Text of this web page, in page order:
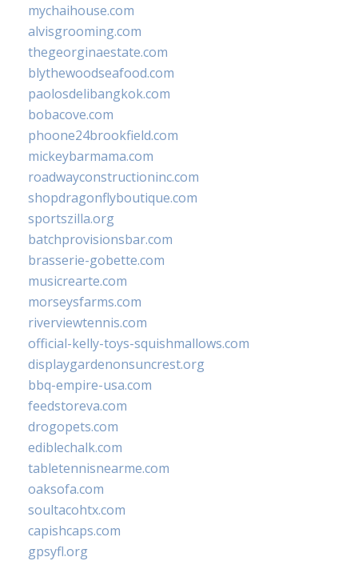
mychaihouse.com
alvisgrooming.com
thegeorginaestate.com
blythewoodseafood.com
paolosdelibangkok.com
bobacove.com
phoone24brookfield.com
mickeybarmama.com
roadwayconstructioninc.com
shopdragonflyboutique.com
sportszilla.org
batchprovisionsbar.com
brasserie-gobette.com
musicrearte.com
morseysfarms.com
riverviewtennis.com
official-kelly-toys-squishmallows.com
displaygardenonsuncrest.org
bbq-empire-usa.com
feedstoreva.com
drogopets.com
ediblechalk.com
tabletennisnearme.com
oaksofa.com
soultacohtx.com
capishcaps.com
gpsyfl.org